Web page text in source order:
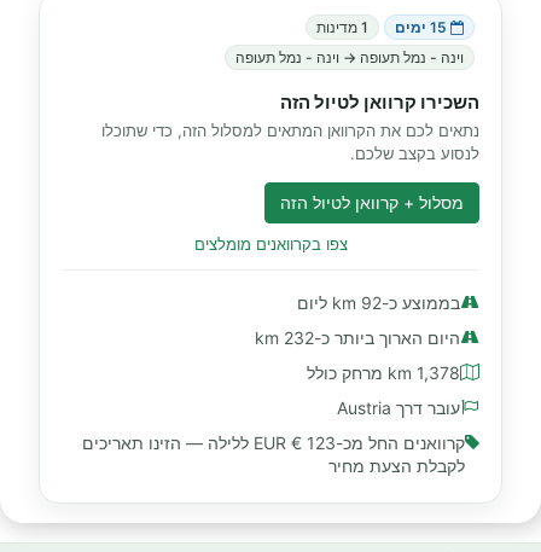
1 מדינות
וינה - נמל תעופה → וינה - נמל תעופה
השכירו קרוואן לטיול הזה
נתאים לכם את הקרוואן המתאים למסלול הזה, כדי שתוכלו
לנסוע בקצב שלכם.
מסלול + קרוואן לטיול הזה
צפו בקרוואנים מומלצים
בממוצע כ-92 km ליום
היום הארוך ביותר כ-232 km
1,378 km מרחק כולל
עובר דרך Austria
קרוואנים החל מכ-123 € EUR
ללילה — הזינו תאריכים
לקבלת הצעת מחיר